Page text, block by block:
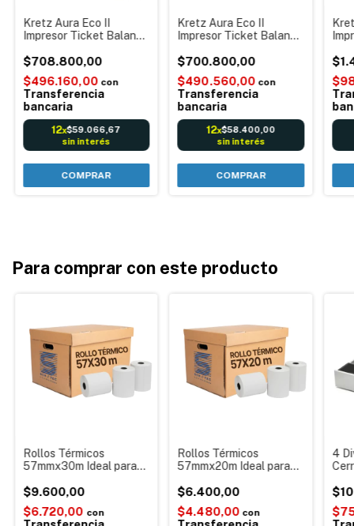
Kretz Aura Eco II
Impresor Ticket Balanza
Código Barras Reportes
+ 10 Rollos Termicos
$708.800,00
$496.160,00 con
Transferencia
bancaria
12x$59.066,67
sin interés
Kretz Aura Eco II
Impresor Ticket Balanza
Código Barras Reportes
Batería Tickeadora
$700.800,00
$490.560,00 con
Transferencia
bancaria
12x$58.400,00
sin interés
COMPRAR
Para comprar con este producto
Rollos Térmicos
57mmx30m Ideal para
balanza Ticket
Controlador fiscal
Envíos
$9.600,00
$6.720,00 con
Rollos Térmicos
57mmx20m Ideal para
Payway Clover Balanza
Aura
$6.400,00
$4.480,00 con
4